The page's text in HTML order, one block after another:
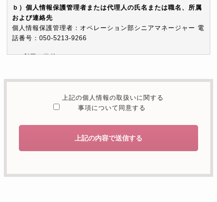
ｂ）個人情報保護管理者または代理人の氏名または職名、所属
および連絡先
個人情報保護管理者：オペレーション部シニアマネージャー 電
話番号：050-5213-9266
c）利用の目的
合わせを適切に受け付け、当社が提供するサービスに関する情
d）個人情報を第三者に提供することが予定される場合の事項
た個人情報を第三者に提供することはありません。
ことがあります。
上記の個人情報の取扱いに関する
事項について同意する
上記の内容で送信する